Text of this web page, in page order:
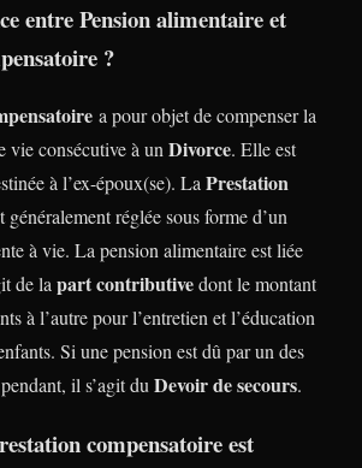
entre Pension alimentaire et
?
a pour objet de compenser la
vie consécutive à unDivorce. Elle est
à l’ex-époux(se). LaPrestation
généralement réglée sous forme d’un
à vie. La pension alimentaire est liée
de lapart contributivedont le montant
à l’autre pour l’entretien et l’éducation
Si une pension est dû par un des
il s’agit duDevoir de secours.
compensatoire est